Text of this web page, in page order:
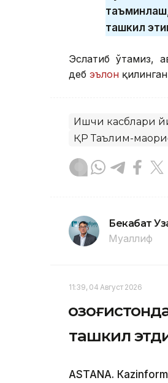
ташкил
Эслатиб ўтамиз,
деб эълон
Ишчи касблари
ҚР Таълим-
Бекабат
Муаллиф
11:39, 04 Август 2026
ташкил
ASTANА.